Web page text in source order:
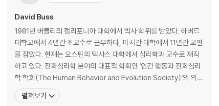
David Buss
1981년 버클리의 캘리포니아 대학에서 박사 학위를 받았다. 하버드
대학교에서 4년간 조교수로 근무하다, 미시간 대학에서 11년간 교편
을 잡았다. 현재는 오스틴의 텍사스 대학에서 심리학과 교수로 재직
하고 있다. 진화심리학 분야의 대표적 학회인 ‘인간 행동과 진화심리
학 학회(The Human Behavior and Evolution Society)’의 의장
을 역임한 바 있다. 데이비드 버스는 비교적 신생 학문이라고 할 수 있
는 진화심리학의 학문적 토대를 다지고 진화심리학을 일반 대중에게
펼쳐보기